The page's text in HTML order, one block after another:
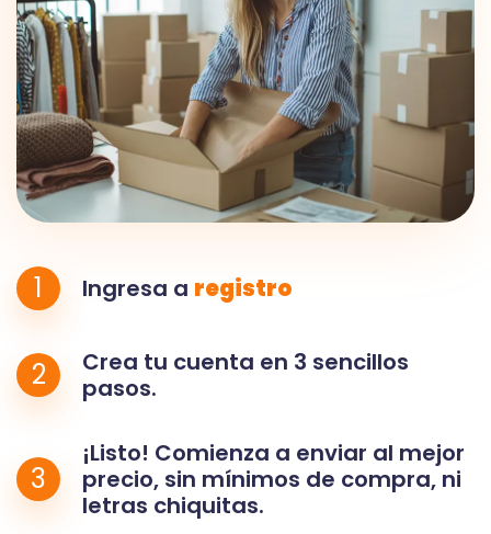
1 Ingresa a registro
2
Crea tu cuenta en 3 sencillos
pasos.
3
¡Listo! Comienza a enviar al mejor
precio, sin mínimos de compra, ni
letras chiquitas.